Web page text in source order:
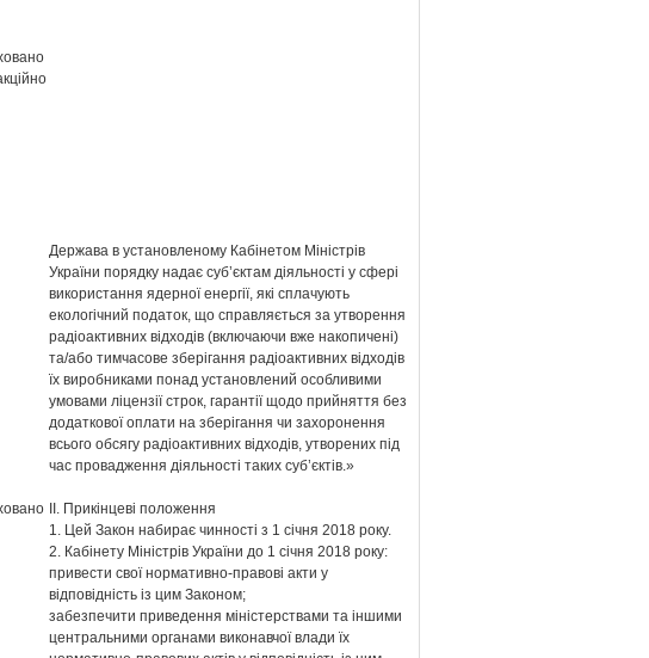
Держава в установленому Кабінетом Міністрів
України порядку надає суб’єктам діяльності у сфері
використання ядерної енергії, які сплачують
екологічний податок, що справляється за утворення
радіоактивних відходів (включаючи вже накопичені)
та/або тимчасове зберігання радіоактивних відходів
їх виробниками понад установлений особливими
умовами ліцензії строк, гарантії щодо прийняття без
додаткової оплати на зберігання чи захоронення
всього обсягу радіоактивних відходів, утворених під
час провадження діяльності таких суб’єктів.»
ІІ. Прикінцеві положення
1. Цей Закон набирає чинності з 1 січня 2018 року.
2. Кабінету Міністрів України до 1 січня 2018 року:
привести свої нормативно-правові акти у
відповідність із цим Законом;
забезпечити приведення міністерствами та іншими
центральними органами виконавчої влади їх